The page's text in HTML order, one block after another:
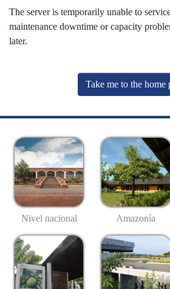
The server is temporarily unable to
maintenance downtime or capacity
later.
Take me to the home
Nivel nacional Amazonía